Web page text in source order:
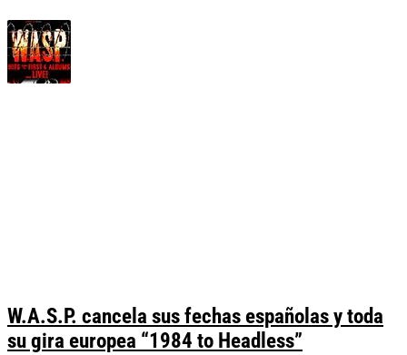
W.A.S.P. cancela sus fechas españolas y toda
su gira europea “1984 to Headless”